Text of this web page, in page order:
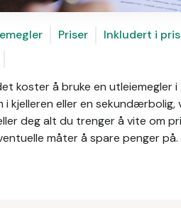
Priser Inkludert i
koster å bruke en utleiemegler
kjelleren eller en sekundærbolig,
deg alt du trenger å vite om
måter å spare penger